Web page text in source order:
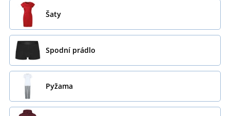
Šaty
Spodní prádlo
Pyžama